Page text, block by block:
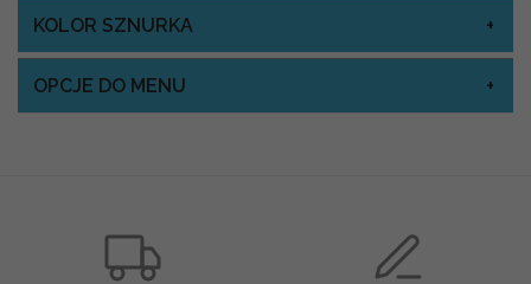
KOLOR SZNURKA
OPCJE DO MENU